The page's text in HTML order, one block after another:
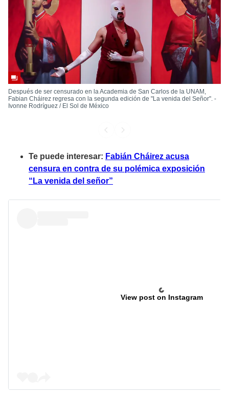
Después de ser censurado en la Academia de San Carlos de la UNAM,
Fabian Cháirez regresa con la segunda edición de "La venida del Señor". -
Ivonne Rodríguez / El Sol de México
Te puede interesar: Fabián Cháirez acusa
censura en contra de su polémica exposición
“La venida del señor”
View post on Instagram